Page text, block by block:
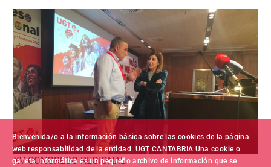
Bienvenida/o a la información básica sobre las cookies de la página
web responsabilidad de la entidad: UGT CANTABRIA Una cookie o
galleta informática es un pequeño archivo de información que se
XV CONGRESO REGIONAL